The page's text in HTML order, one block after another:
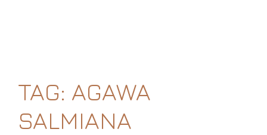
TAG: AGAWA
SALMIANA